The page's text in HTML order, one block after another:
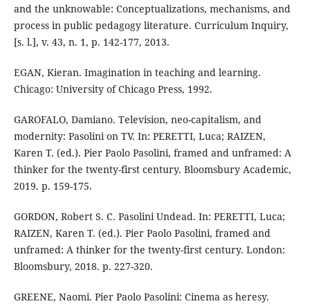
and the unknowable: Conceptualizations, mechanisms, and
process in public pedagogy literature. Curriculum Inquiry,
[s. l.], v. 43, n. 1, p. 142-177, 2013.
EGAN, Kieran. Imagination in teaching and learning.
Chicago: University of Chicago Press, 1992.
GAROFALO, Damiano. Television, neo-capitalism, and
modernity: Pasolini on TV. In: PERETTI, Luca; RAIZEN,
Karen T. (ed.). Pier Paolo Pasolini, framed and unframed: A
thinker for the twenty-first century. Bloomsbury Academic,
2019. p. 159-175.
GORDON, Robert S. C. Pasolini Undead. In: PERETTI, Luca;
RAIZEN, Karen T. (ed.). Pier Paolo Pasolini, framed and
unframed: A thinker for the twenty-first century. London:
Bloomsbury, 2018. p. 227-320.
GREENE, Naomi. Pier Paolo Pasolini: Cinema as heresy.